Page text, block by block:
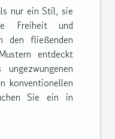
nur ein Stil, sie
Freiheit und
den fließenden
entdeckt
konventionellen
Sie ein in